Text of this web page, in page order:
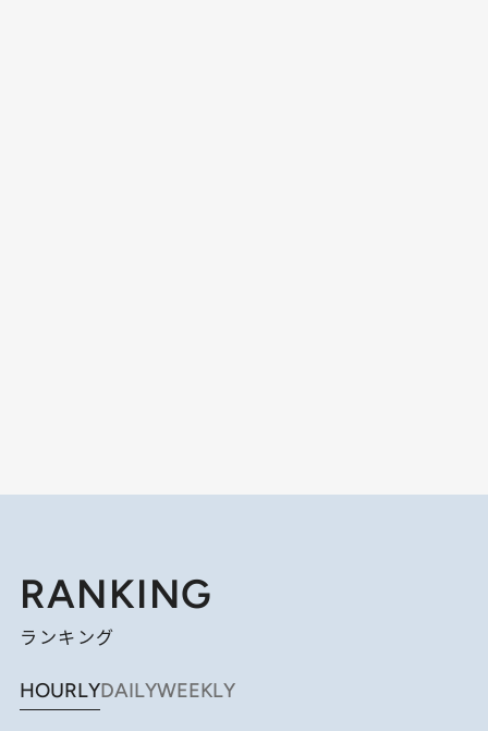
RANKING
ランキング
HOURLYDAILYWEEKLY